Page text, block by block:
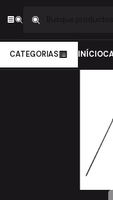
CATEGORIAS INÍCIO
Mivardi Weigh Pod